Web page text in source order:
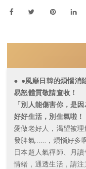
●_●風靡日韓的煩惱消
易怒體質敬請查收！
「別人能傷害你，是
好好生活，別生氣啦！
愛做老好人，渴望被
發脾氣……，煩惱好多
日本超人氣禪師、月
情緒，通透生活，請注